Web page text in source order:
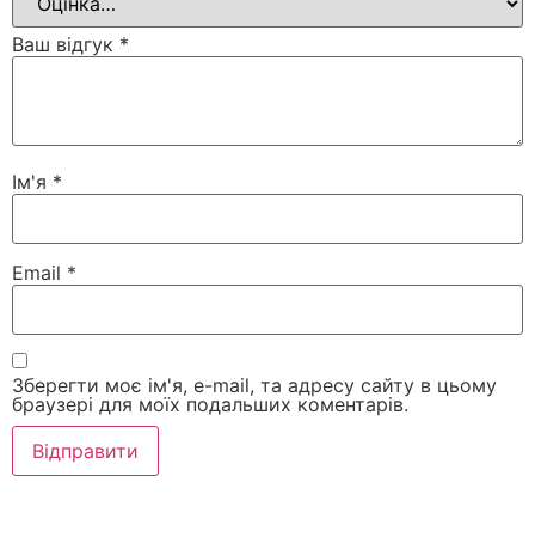
Ваш відгук *
Ім'я *
Email *
Зберегти моє ім'я, e-mail, та адресу сайту в цьому
браузері для моїх подальших коментарів.